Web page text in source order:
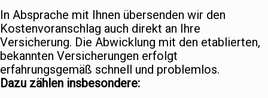
In Absprache mit Ihnen übersenden wir den
Kostenvoranschlag auch direkt an Ihre
Versicherung. Die Abwicklung mit den etablierten,
bekannten Versicherungen erfolgt
erfahrungsgemäß schnell und problemlos.
Dazu zählen insbesondere: